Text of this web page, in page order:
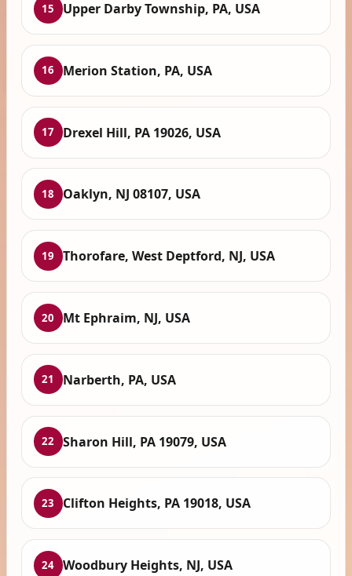
15 Upper Darby Township, PA, USA
16 Merion Station, PA, USA
17 Drexel Hill, PA 19026, USA
18 Oaklyn, NJ 08107, USA
19 Thorofare, West Deptford, NJ, USA
20 Mt Ephraim, NJ, USA
21 Narberth, PA, USA
22 Sharon Hill, PA 19079, USA
23 Clifton Heights, PA 19018, USA
24 Woodbury Heights, NJ, USA